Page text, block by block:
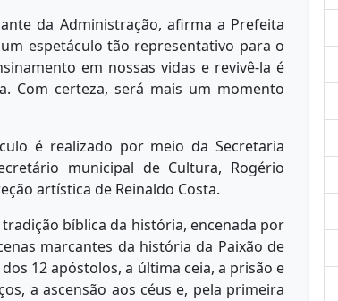
da Administração, afirma a Prefeita
espetáculo tão representativo para o
em nossas vidas e revivê-la é
Com certeza, será mais um momento
é realizado por meio da Secretaria
municipal de Cultura, Rogério
artística de Reinaldo Costa.
bíblica da história, encenada por
marcantes da história da Paixão de
12 apóstolos, a última ceia, a prisão e
a ascensão aos céus e, pela primeira